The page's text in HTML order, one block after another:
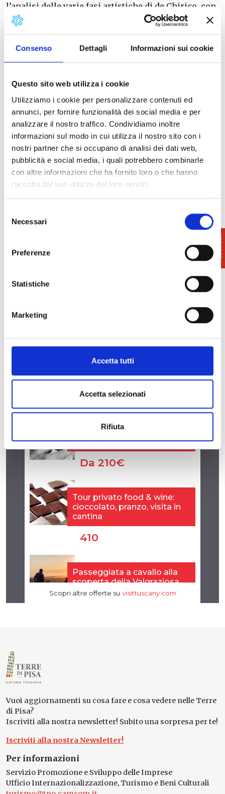
Consenso Dettagli Informazioni sui cookie
Questo sito web utilizza i cookie
Utilizziamo i cookie per personalizzare contenuti ed
annunci, per fornire funzionalità dei social media e per
analizzare il nostro traffico. Condividiamo inoltre
informazioni sul modo in cui utilizza il nostro sito con i
nostri partner che si occupano di analisi dei dati web,
pubblicità e social media, i quali potrebbero combinarle
con altre informazioni che ha fornito loro o che hanno
raccolto dal suo utilizzo dei loro servizi.
delNecessari
Preferenze
Statistiche
Marketing
Accetta tutti
Accetta selezionati
Rifiuta
l’analisi delle varie fasi artistiche di de Chirico, con
particolare attenzione al suo periodo barocco.
Questa sezione presenterà opere che ritraggono
caratterizzano il suo linguaggio visivo. Il cavallo, in
opera. De Chirico lo rappresenta in una varietà di
pose, catturando il movimento e l’anatomia
dell’animale con una maestria che testimonia il suo
approfondito studio sulla forma e il dinamismo. Le
sue rappresentazioni di cavalli non sono solo
immagini statiche, ma raccontano storie di nobiltà e
di epiche cavalcate, evocando un senso di grandezza
e di mistero.
sabato e domenica dalle 10:00 alle 18:00
Tel. +39 0571 43595
Vuoi aggiornamenti su cosa fare e cosa vedere nelle Terre
di Pisa?
Iscriviti alla nostra newsletter! Subito una sorpresa per te!
Iscriviti alla nostra Newsletter!
Per informazioni
Servizio Promozione e Sviluppo delle Imprese
Ufficio Internazionalizzazione, Turismo e Beni Culturali